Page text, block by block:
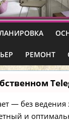
РЕМОНТ
— без
и